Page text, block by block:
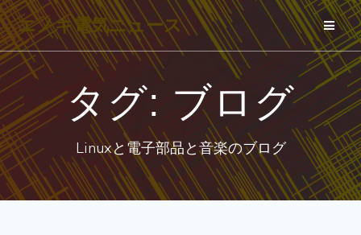
コ
ン
テ
へ
ス
キ
ッ
エノキ電気ニュース
タグ: ブログ
Linuxと電子部品と音楽のブログ